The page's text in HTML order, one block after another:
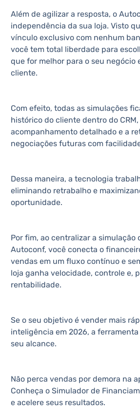
Além de agilizar a resposta, o
independência da sua loja. Visto
vínculo exclusivo com nenhum
você tem total liberdade para
que for melhor para o seu negócio
cliente.
Com efeito, todas as simulações
histórico do cliente dentro do
acompanhamento detalhado e a
negociações futuras com
Dessa maneira, a tecnologia
eliminando retrabalho e
oportunidade.
Por fim, ao centralizar a simulação
Autoconf, você conecta o
vendas em um fluxo contínuo e
loja ganha velocidade, controle e,
rentabilidade.
Se o seu objetivo é vender mais
inteligência em 2026, a
seu alcance.
Não perca vendas por demora na
Conheça o Simulador de
e acelere seus resultados.